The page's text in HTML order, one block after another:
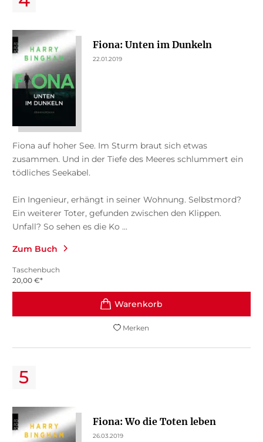
Fiona: Unten im Dunkeln
22.01.2019
Fiona auf hoher See. Im Sturm braut sich etwas
zusammen. Und in der Tiefe des Meeres schlummert ein
tödliches Seekabel.
Ein Ingenieur, erhängt in seiner Wohnung. Selbstmord?
Ein weiterer Toter, gefunden zwischen den Klippen.
Unfall? So sehen es die Ko ...
Zum Buch
Taschenbuch
20,00 €*
Merken
Fiona: Wo die Toten leben
26.03.2019